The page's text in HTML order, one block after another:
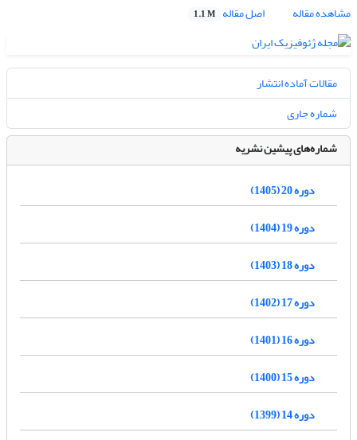
مشاهده مقاله
اصل مقاله 1.1 M
مقالات آماده انتشار
شماره جاری
شماره‌های پیشین نشریه
دوره 20 (1405)
دوره 19 (1404)
دوره 18 (1403)
دوره 17 (1402)
دوره 16 (1401)
دوره 15 (1400)
دوره 14 (1399)